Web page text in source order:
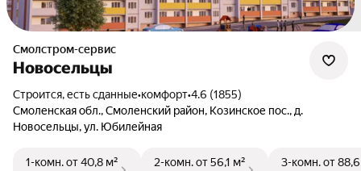
Смолстром-сервис
Новосельцы
Строится, есть сданные•комфорт•4.6 (1855)
Смоленская обл., Смоленский район, Козинское пос., д.
Новосельцы, ул. Юбилейная
1-комн.от 40,8 м²
2-комн.от 56,1 м²
3-комн.от